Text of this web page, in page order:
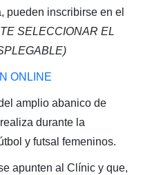
pueden inscribirse en el
SELECCIONAR EL
ONLINE
amplio abanico de
realiza durante la
y futsal femeninos.
apunten al Clínic y que,